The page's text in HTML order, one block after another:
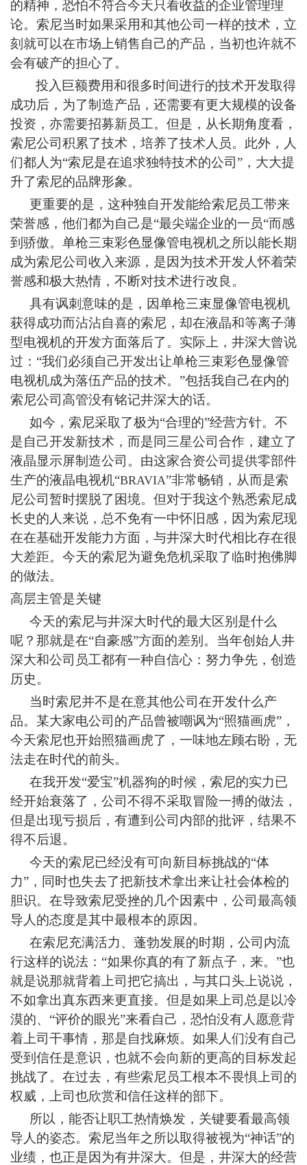
的精神，恐怕不符合今天只看收益的企业管理理
论。索尼当时如果采用和其他公司一样的技术，立
刻就可以在市场上销售自己的产品，当初也许就不
会有破产的担心了。
投入巨额费用和很多时间进行的技术开发取得
成功后，为了制造产品，还需要有更大规模的设备
投资，亦需要招募新员工。但是，从长期角度看，
索尼公司积累了技术，培养了技术人员。此外，人
们都人为“索尼是在追求独特技术的公司”，大大提
升了索尼的品牌形象。
更重要的是，这种独自开发能给索尼员工带来
荣誉感，他们都为自己是“最尖端企业的一员“而感
到骄傲。单枪三束彩色显像管电视机之所以能长期
成为索尼公司收入来源，是因为技术开发人怀着荣
誉感和极大热情，不断对技术进行改良。
具有讽刺意味的是，因单枪三束显像管电视机
获得成功而沾沾自喜的索尼，却在液晶和等离子薄
型电视机的开发方面落后了。实际上，井深大曾说
过：“我们必须自己开发出让单枪三束彩色显像管
电视机成为落伍产品的技术。”包括我自己在内的
索尼公司高管没有铭记井深大的话。
如今，索尼采取了极为“合理的”经营方针。不
是自己开发新技术，而是同三星公司合作，建立了
液晶显示屏制造公司。由这家合资公司提供零部件
生产的液晶电视机“BRAVIA”非常畅销，从而是索
尼公司暂时摆脱了困境。但对于我这个熟悉索尼成
长史的人来说，总不免有一中怀旧感，因为索尼现
在在基础开发能力方面，与井深大时代相比存在很
大差距。今天的索尼为避免危机采取了临时抱佛脚
的做法。
高层主管是关键
今天的索尼与井深大时代的最大区别是什么
呢？那就是在“自豪感”方面的差别。当年创始人井
深大和公司员工都有一种自信心：努力争先，创造
历史。
当时索尼并不是在意其他公司在开发什么产
品。某大家电公司的产品曾被嘲讽为“照猫画虎”，
今天索尼也开始照猫画虎了，一味地左顾右盼，无
法走在时代的前头。
在我开发“爱宝”机器狗的时候，索尼的实力已
经开始衰落了，公司不得不采取冒险一搏的做法，
但是出现亏损后，有遭到公司内部的批评，结果不
得不后退。
今天的索尼已经没有可向新目标挑战的“体
力”，同时也失去了把新技术拿出来让社会体检的
胆识。在导致索尼受挫的几个因素中，公司最高领
导人的态度是其中最根本的原因。
在索尼充满活力、蓬勃发展的时期，公司内流
行这样的说法：“如果你真的有了新点子，来。”也
就是说那就背着上司把它搞出，与其口头上说说，
不如拿出真东西来更直接。但是如果上司总是以冷
漠的、“评价的眼光”来看自己，恐怕没有人愿意背
着上司干事情，那是自找麻烦。如果人们没有自己
受到信任是意识，也就不会向新的更高的目标发起
挑战了。在过去，有些索尼员工根本不畏惧上司的
权威，上司也欣赏和信任这样的部下。
所以，能否让职工热情焕发，关键要看最高领
导人的姿态。索尼当年之所以取得被视为“神话”的
业绩，也正是因为有井深大。但是，井深大的经营